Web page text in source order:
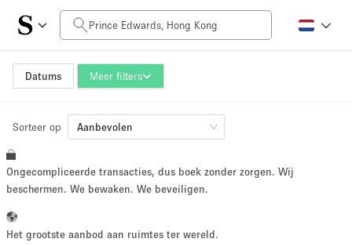
Datums Meer filters
Prijs per dag
HK$0
Grootte ruimte
100 sq ft 5000+ sq ft
~ 13 mensen
Sorteer op Aanbevolen
Ongecompliceerde transacties, dus boek zonder zorgen. Wij
beschermen. We bewaken. We beveiligen.
Het grootste aanbod aan ruimtes ter wereld.